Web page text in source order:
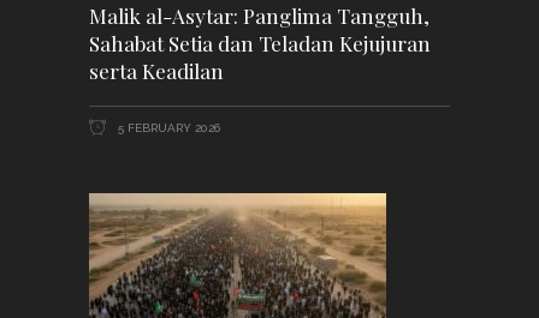
Malik al-Asytar: Panglima Tangguh,
Sahabat Setia dan Teladan Kejujuran
serta Keadilan
5 FEBRUARY 2026